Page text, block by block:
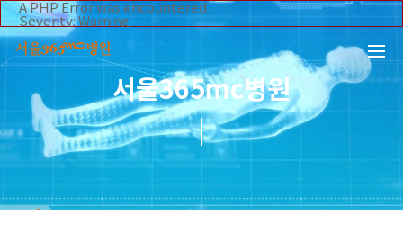
A PHP Error was encountered
Severity: Warning
Message: Invalid argument supplied for foreach()
Filename: _inc/header_body.php
Line Number: 108
File:
/home/suction/public_html/application/views/mobile/
Line: 108
Function: _error_handler
File:
/home/suction/public_html/application/views/mobile/
Line: 295
File:
/home/suction/public_html/application/core/
본문 바로가기
서울365mc병원